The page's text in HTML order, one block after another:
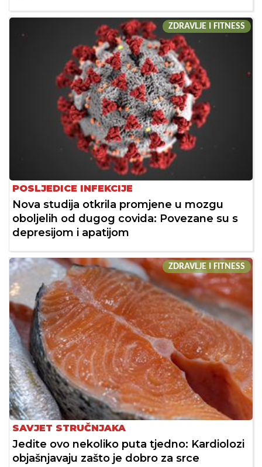
ZDRAVLJE I FITNESS
POSLJEDICE INFEKCIJE
Nova studija otkrila promjene u mozgu
oboljelih od dugog covida: Povezane su s
depresijom i apatijom
ZDRAVLJE I FITNESS
SAVJET STRUČNJAKA
Jedite ovo nekoliko puta tjedno: Kardiolozi
objašnjavaju zašto je dobro za srce